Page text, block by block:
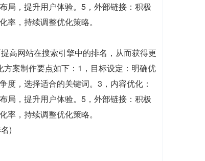
局，提升用户体验。5，外部链接：积极
，持续调整优化策略。
高网站在搜索引擎中的排名，从而获得更
案制作要点如下：1，目标设定：明确优
，选择适合的关键词。3，内容优化：
局，提升用户体验。5，外部链接：积极
，持续调整优化策略。
)